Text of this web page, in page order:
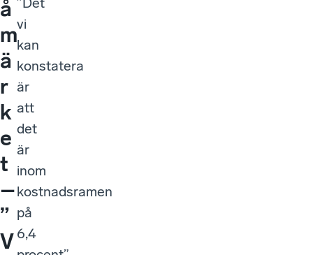
å
m
ä
r
k
e
t
–
”
V
vi
kan
konstatera
är
att
det
är
inom
kostnadsramen
på
6,4